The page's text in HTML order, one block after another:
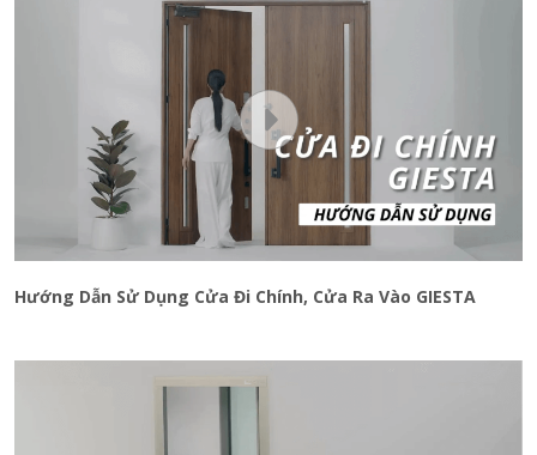
Hướng Dẫn Sử Dụng Cửa Đi Chính, Cửa Ra Vào GIESTA